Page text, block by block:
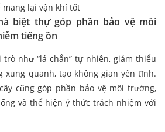
mang lại vận khí tốt
biệt thự góp phần bảo vệ môi
tiếng ồn
trò như “lá chắn” tự nhiên, giảm thiểu
quanh, tạo không gian yên tĩnh.
cũng góp phần bảo vệ môi trường,
và thể hiện ý thức trách nhiệm với